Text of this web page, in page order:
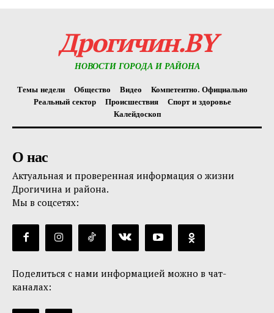
Дрогичин.BY
НОВОСТИ ГОРОДА И РАЙОНА
Темы недели Общество Видео
Компетентно. Официально
Реальный сектор
Происшествия
Спорт и здоровье
Калейдоскоп
О нас
Актуальная и проверенная информация о жизни
Дрогичина и района.
Мы в соцсетях:
Поделиться с нами информацией можно в чат-
каналах: